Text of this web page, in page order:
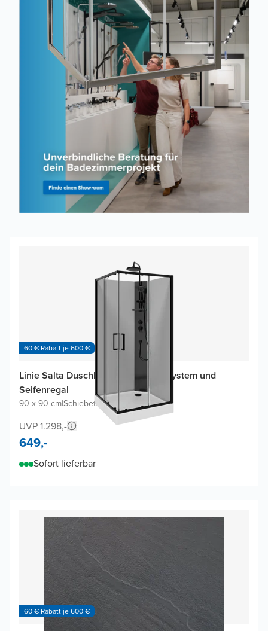
60 € Rabatt je 600 €
Linie Salta Duschkabine mit Duschsystem und
Seifenregal
90 x 90 cm|Schiebetür|Profil Schwarz
UVP 1.298,-
649,-
Sofort lieferbar
60 € Rabatt je 600 €